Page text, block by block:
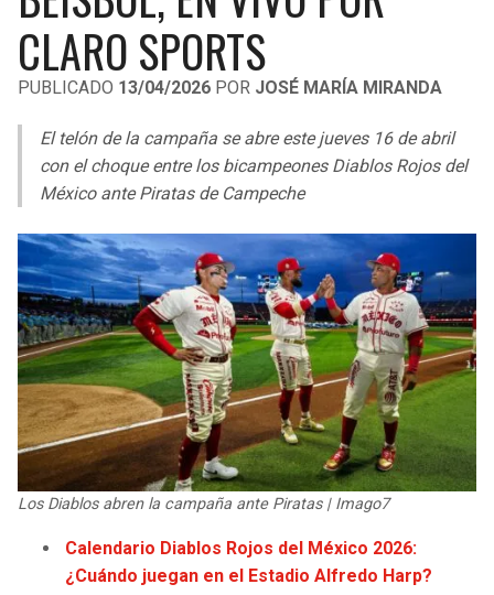
LIGA DE EXPANSIÓN MX
LEAGUES CUP
UEFA EUROPA LEAGUE
UEFA CONFERENCE LEAGUE
COPA LIBERTADORES
COPA SUDAMERICANA
LIGA BETPLAY
OTRAS LIGAS
RAIDERS
RAVENS
BROWNS
STEELERS
TEXANS
COLTS
JAGUARS
TITANS
CAVALIERS
PACERS
HAWKS
HORNETS
HEAT
MAGIC
WIZARDS
WARRIORS
CLARO SPORTS
PUBLICADO 13/04/2026 POR JOSÉ MARÍA MIRANDA
El telón de la campaña se abre este jueves 16 de abril
con el choque entre los bicampeones Diablos Rojos del
México ante Piratas de Campeche
Los Diablos abren la campaña ante Piratas | Imago7
Calendario Diablos Rojos del México 2026:
¿Cuándo juegan en el Estadio Alfredo Harp?